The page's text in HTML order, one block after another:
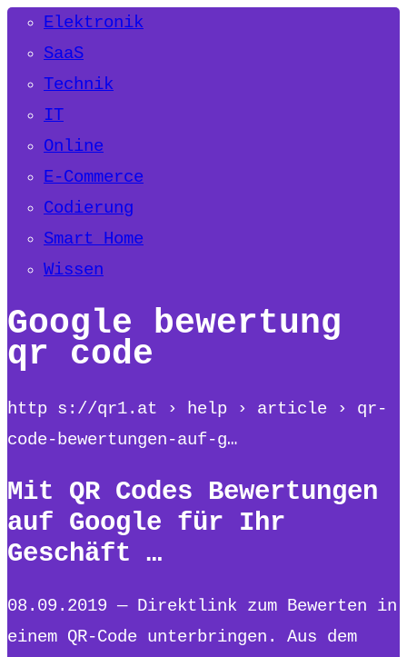
Elektronik
SaaS
Technik
IT
Online
E-Commerce
Codierung
Smart Home
Wissen
Google bewertung
qr code
http s://qr1.at › help › article › qr-
code-bewertungen-auf-g…
Mit QR Codes Bewertungen
auf Google für Ihr
Geschäft …
08.09.2019 — Direktlink zum Bewerten in
einem QR-Code unterbringen. Aus dem